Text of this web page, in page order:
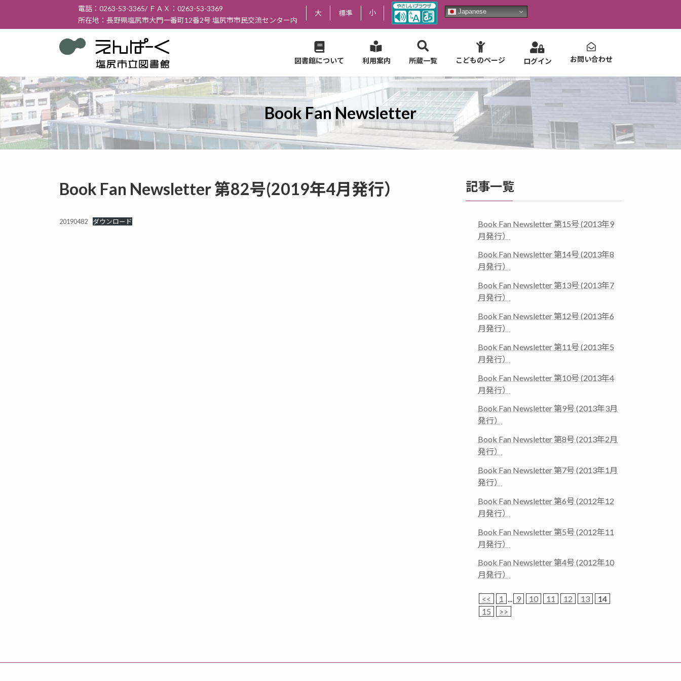
テ
ス
キ
ッ
ゲ
ン
に
移
電話：0263-53-3365/ ＦＡＸ：0263-53-3369
所在地：長野県塩尻市大門一番町12番2号 塩尻市市民交流センター内
大 標準 小 Japanese
図書館について 利用案内 所蔵一覧 こどものページ ログイン お問い合わせ
Book Fan Newsletter
Book Fan Newsletter 第82号(2019年4月発行）
20190482 ダウンロード
記事一覧
Book Fan Newsletter 第15号 (2013年9
月発行）
Book Fan Newsletter 第14号 (2013年8
月発行）
Book Fan Newsletter 第13号 (2013年7
月発行）
Book Fan Newsletter 第12号 (2013年6
月発行）
Book Fan Newsletter 第11号 (2013年5
月発行）
Book Fan Newsletter 第10号 (2013年4
月発行）
Book Fan Newsletter 第9号 (2013年3月
発行）
Book Fan Newsletter 第8号 (2013年2月
発行）
Book Fan Newsletter 第7号 (2013年1月
発行）
Book Fan Newsletter 第6号 (2012年12
月発行）
Book Fan Newsletter 第5号 (2012年11
月発行）
Book Fan Newsletter 第4号 (2012年10
月発行）
<< 1 ... 9 10 11 12 13
14
15
>>